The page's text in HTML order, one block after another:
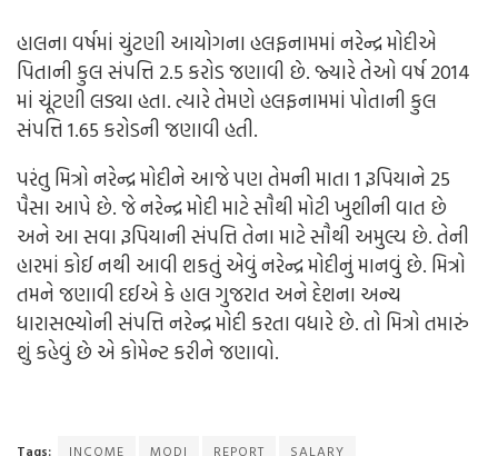
હાલના વર્ષમાં ચુંટણી આયોગના હલફનામમાં નરેન્દ્ર મોદીએ
પિતાની કુલ સંપત્તિ 2.5 કરોડ જણાવી છે. જ્યારે તેઓ વર્ષ 2014
માં ચૂંટણી લડ્યા હતા. ત્યારે તેમણે હલફનામમાં પોતાની કુલ
સંપત્તિ 1.65 કરોડની જણાવી હતી.
પરંતુ મિત્રો નરેન્દ્ર મોદીને આજે પણ તેમની માતા 1 રૂપિયાને 25
પૈસા આપે છે. જે નરેન્દ્ર મોદી માટે સૌથી મોટી ખુશીની વાત છે
અને આ સવા રૂપિયાની સંપત્તિ તેના માટે સૌથી અમુલ્ય છે. તેની
હારમાં કોઈ નથી આવી શકતું એવું નરેન્દ્ર મોદીનું માનવું છે. મિત્રો
તમને જણાવી દઈએ કે હાલ ગુજરાત અને દેશના અન્ય
ધારાસભ્યોની સંપત્તિ નરેન્દ્ર મોદી કરતા વધારે છે. તો મિત્રો તમારું
શું કહેવું છે એ કોમેન્ટ કરીને જણાવો.
Tags: INCOME MODI REPORT SALARY